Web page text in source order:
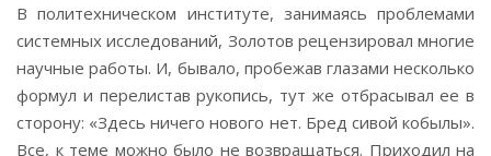
В политехническом институте, занимаясь проблемами
системных исследований, Золотов рецензировал многие
научные работы. И, бывало, пробежав глазами несколько
формул и перелистав рукопись, тут же отбрасывал ее в
сторону: «Здесь ничего нового нет. Бред сивой кобылы».
Все, к теме можно было не возвращаться. Приходил на